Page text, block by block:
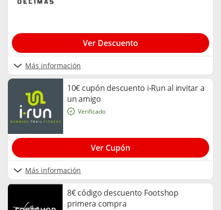
Más información
Ver Descuento
10€ cupón descuento i-Run al invitar a
un amigo
Más información
Verificado
Ver Cupón
8€ código descuento Footshop
primera compra